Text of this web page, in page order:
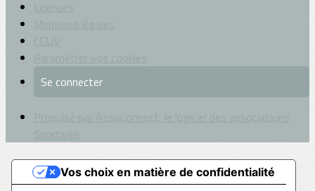
Se connecter
Vos choix en matière de confidentialité